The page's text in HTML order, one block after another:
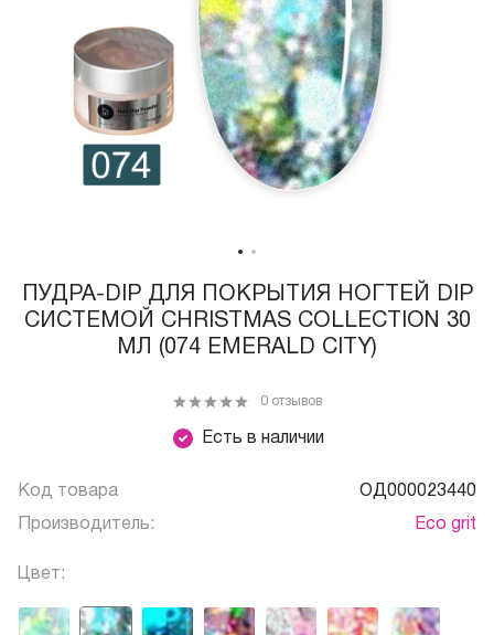
ПУДРА-DIP ДЛЯ ПОКРЫТИЯ НОГТЕЙ DIP
СИСТЕМОЙ CHRISTMAS COLLECTION 30
МЛ (074 EMERALD CITY)
Есть в наличии
0 отзывов
Код товара ОД000023440
Производитель: Eco grit
Цвет: